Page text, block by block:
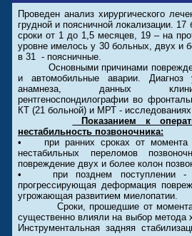
Проведен анализ хирургического
грудной и поясничной локализации.
сроки от 1 до 1,5 месяцев, 19 – на
уровне имелось у 30 больных, двух и
в 31 - поясничные.
Основными причинами
и автомобильные аварии. Диагноз
анамнеза, данных
рентгеноспондилографии во
КТ (21 больной) и МРТ -
Показанием к
нестабильность позвоночника:
• при ранних сроках от момента
нестабильных переломов
повреждение двух и более колон
• при позднем поступлении -
прогрессирующая деформация
угрожающая развитием миелопатии.
Сроки, прошедшие от момента
существенно влияли на выбор метода
Инструментальная задняя